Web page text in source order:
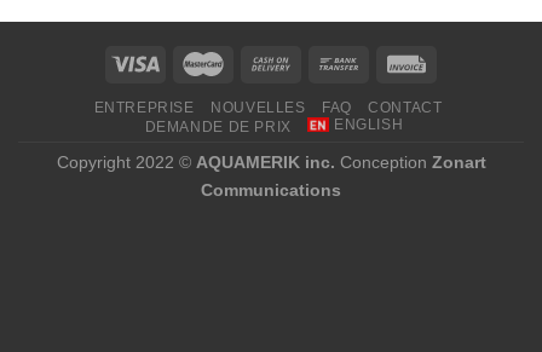
ENTREPRISE NOUVELLES FAQ
CONTACT
DEMANDE DE PRIX
ENGLISH
Copyright 2022 © AQUAMERIK inc. Conception Zonart
Communications